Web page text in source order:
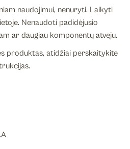
naudojimui, nenuryti. Laikyti
Nenaudoti padidėjusio
ar daugiau komponentų atveju.
produktas, atidžiai perskaitykite